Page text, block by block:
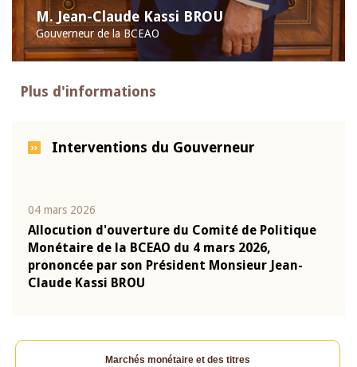
M. Jean-Claude Kassi BROU
Gouverneur de la BCEAO
Plus d'informations
Interventions du Gouverneur
04 mars 2026
Allocution d'ouverture du Comité de Politique
Monétaire de la BCEAO du 4 mars 2026,
prononcée par son Président Monsieur Jean-
Claude Kassi BROU
Marchés monétaire et des titres